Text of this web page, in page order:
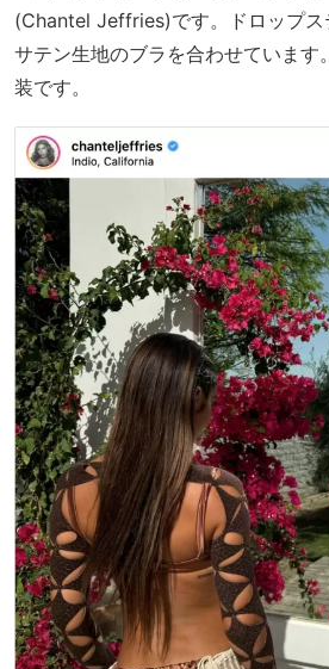
(Chantel Jeffries)です。ドロップス
サテン生地のブラを合わせています
装です。